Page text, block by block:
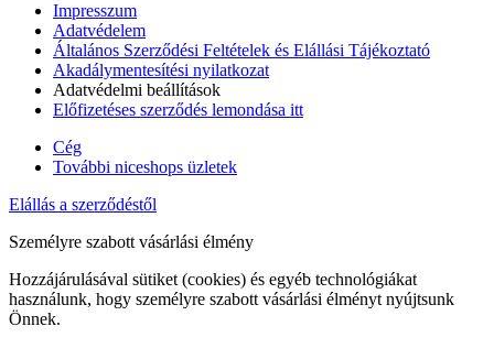
Impresszum
Adatvédelem
Általános Szerződési Feltételek és Elállási Tájékoztató
Akadálymentesítési nyilatkozat
Adatvédelmi beállítások
Előfizetéses szerződés lemondása itt
Cég
További niceshops üzletek
Elállás a szerződéstől
Személyre szabott vásárlási élmény
Hozzájárulásával sütiket (cookies) és egyéb technológiákat
használunk, hogy személyre szabott vásárlási élményt nyújtsunk
Önnek.